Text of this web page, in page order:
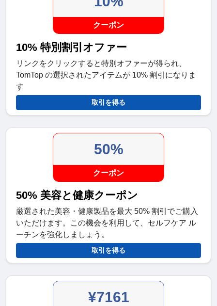
クーポン
10% 特別割引オファー
リンクをクリックすると特別オファーが得られ、
TomTop の選択されたアイテムが 10% 割引になりま
す
取引を得る
50%
クーポン
50% 美容と健康クーポン
厳選された美容・健康製品を最大 50% 割引でご購入
いただけます。この機会を利用して、セルフケア ル
ーチンを強化しましょう。
取引を得る
¥7161